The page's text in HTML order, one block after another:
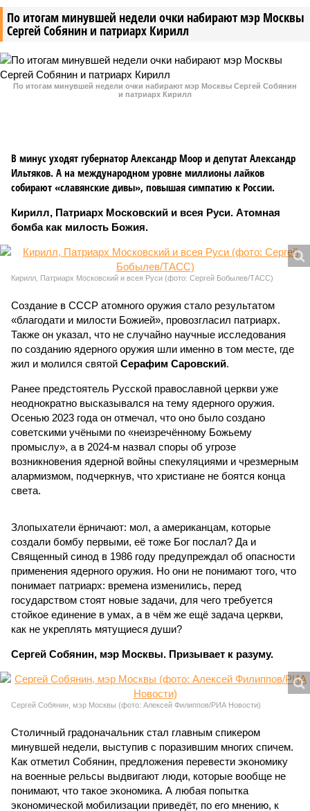
По итогам минувшей недели очки набирают мэр Москвы
Сергей Собянин и патриарх Кирилл
По итогам минувшей недели очки набирают мэр Москвы Сергей Собянин
и патриарх Кирилл
В минус уходят губернатор Александр Моор и депутат Александр
Ильтяков. А на международном уровне миллионы лайков
собирают «славянские дивы», повышая симпатию к России.
Кирилл, Патриарх Московский и всея Руси. Атомная
бомба как милость Божия.
Кирилл, Патриарх Московский и всея Руси (фото: Сергей Бобылев/ТАСС)
Создание в СССР атомного оружия стало результатом
«благодати и милости Божией», провозгласил патриарх.
Также он указал, что не случайно научные исследования
по созданию ядерного оружия шли именно в том месте, где
жил и молился святой Серафим Саровский.
Ранее предстоятель Русской православной церкви уже
неоднократно высказывался на тему ядерного оружия.
Осенью 2023 года он отмечал, что оно было создано
советскими учёными по «неизречённому Божьему
промыслу», а в 2024-м назвал споры об угрозе
возникновения ядерной войны спекуляциями и чрезмерным
алармизмом, подчеркнув, что христиане не боятся конца
света.
Злопыхатели ёрничают: мол, а американцам, которые
создали бомбу первыми, её тоже Бог послал? Да и
Священный синод в 1986 году предупреждал об опасности
применения ядерного оружия. Но они не понимают того, что
понимает патриарх: времена изменились, перед
государством стоят новые задачи, для чего требуется
стойкое единение в умах, а в чём же ещё задача церкви,
как не укреплять мятущиеся души?
Сергей Собянин, мэр Москвы. Призывает к разуму.
Сергей Собянин, мэр Москвы (фото: Алексей Филиппов/РИА Новости)
Столичный градоначальник стал главным спикером
минувшей недели, выступив с поразившим многих спичем.
Как отметил Собянин, предложения перевести экономику
на военные рельсы выдвигают люди, которые вообще не
понимают, что такое экономика. А любая попытка
экономической мобилизации приведёт, по его мнению, к